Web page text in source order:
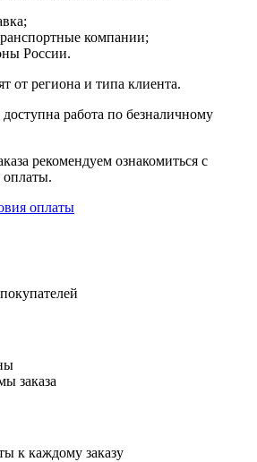
компании;
России.
от региона и типа клиента.
работа по безналичному
рекомендуем ознакомиться с
оплаты.
оплаты
заказа
к каждому заказу